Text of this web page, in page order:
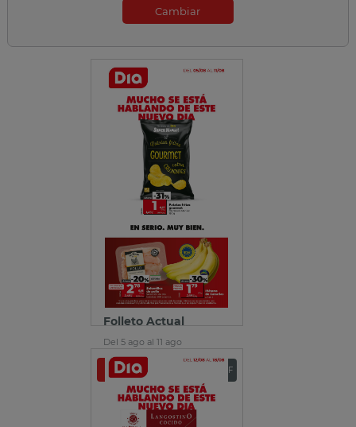
Cambiar
Folleto Actual
Del 5 ago al 11 ago
Ver folleto Descargar PDF